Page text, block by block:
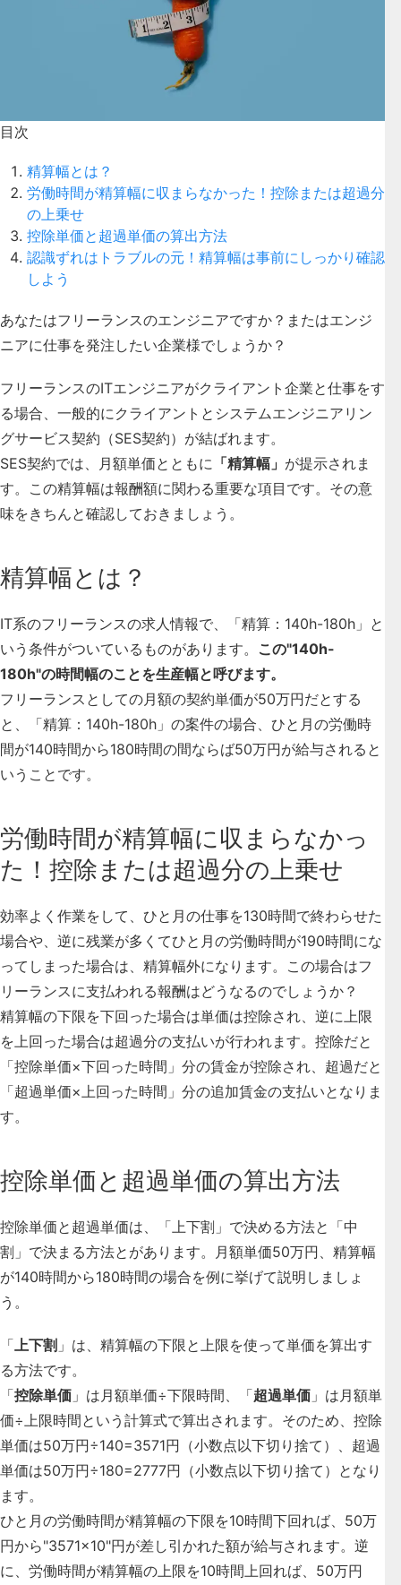
目次
精算幅とは？
労働時間が精算幅に収まらなかった！控除または超過分
の上乗せ
控除単価と超過単価の算出方法
認識ずれはトラブルの元！精算幅は事前にしっかり確認
しよう
あなたはフリーランスのエンジニアですか？またはエンジ
ニアに仕事を発注したい企業様でしょうか？
フリーランスのITエンジニアがクライアント企業と仕事をす
る場合、一般的にクライアントとシステムエンジニアリン
グサービス契約（SES契約）が結ばれます。
SES契約では、月額単価とともに 「精算幅」 が提示されま
す。この精算幅は報酬額に関わる重要な項目です。その意
味をきちんと確認しておきましょう。
精算幅とは？
IT系のフリーランスの求人情報で、「精算：140h-180h」と
いう条件がついているものがあります。 この"140h-
180h"の時間幅のことを生産幅と呼びます。
フリーランスとしての月額の契約単価が50万円だとする
と、「精算：140h-180h」の案件の場合、ひと月の労働時
間が140時間から180時間の間ならば50万円が給与されると
いうことです。
労働時間が精算幅に収まらなかっ
た！控除または超過分の上乗せ
効率よく作業をして、ひと月の仕事を130時間で終わらせた
場合や、逆に残業が多くてひと月の労働時間が190時間にな
ってしまった場合は、精算幅外になります。この場合はフ
リーランスに支払われる報酬はどうなるのでしょうか？
精算幅の下限を下回った場合は単価は控除され、逆に上限
を上回った場合は超過分の支払いが行われます。 控除だと
「控除単価×下回った時間」分の賃金が控除され、超過だと
「超過単価×上回った時間」分の追加賃金の支払いとなりま
す。
控除単価と超過単価の算出方法
控除単価と超過単価は、「上下割」で決める方法と「中
割」で決まる方法とがあります。
月額単価50万円、精算幅
が140時間から180時間の場合を例に挙げて説明しましょ
う。
「 上下割 」は、 精算幅の下限と上限を使って単価を算出す
る方法です。
「控除単価 」は月額単価÷下限時間、「超過単価 」は月額単
価÷上限時間という計算式で算出されます。そのため、控除
単価は50万円÷140=3571円（小数点以下切り捨て）、超過
単価は50万円÷180=2777円（小数点以下切り捨て）となり
ます。
ひと月の労働時間が精算幅の下限を10時間下回れば、50万
円から"3571×10"円が差し引かれた額が給与されます。逆
に、労働時間が精算幅の上限を10時間上回れば、50万円